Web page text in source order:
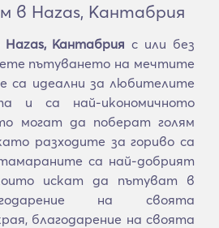
в Hazas, Кантабрия
Кантабрия с или без
пътуването на мечтите
са идеални за любителите
и са най-икономичното
могат да поберат голям
разходите за гориво са
са най-добрият
искат да пътуват в
на своята
благодарение на своята